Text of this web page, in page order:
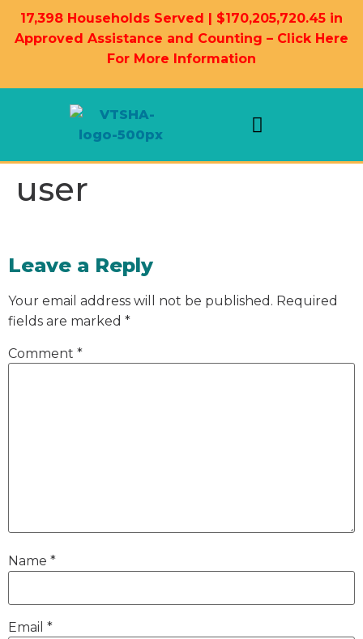
17,398 Households Served | $170,205,720.45 in
Approved Assistance and Counting – Click Here
For More Information
user
Leave a Reply
Your email address will not be published. Required
fields are marked *
Comment *
Name *
Email *